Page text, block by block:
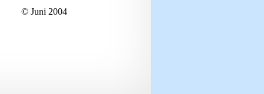
© Juni 2004